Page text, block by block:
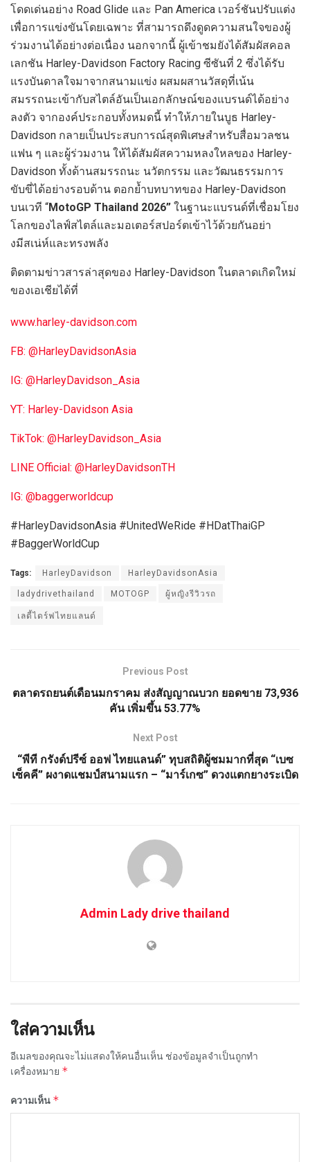
โดดเด่นอย่าง Road Glide และ Pan America เวอร์ชันปรับแต่ง
เพื่อการแข่งขันโดยเฉพาะ ที่สามารถดึงดูดความสนใจของผู้
ร่วมงานได้อย่างต่อเนื่อง นอกจากนี้ ผู้เข้าชมยังได้สัมผัสคอล
เลกชัน Harley-Davidson Factory Racing ซีซันที่ 2 ซึ่งได้รับ
แรงบันดาลใจมาจากสนามแข่ง ผสมผสานวัสดุที่เน้น
สมรรถนะเข้ากับสไตล์อันเป็นเอกลักษณ์ของแบรนด์ได้อย่าง
ลงตัว จากองค์ประกอบทั้งหมดนี้ ทำให้ภายในบูธ Harley-
Davidson กลายเป็นประสบการณ์สุดพิเศษสำหรับสื่อมวลชน
แฟน ๆ และผู้ร่วมงาน ให้ได้สัมผัสความหลงใหลของ Harley-
Davidson ทั้งด้านสมรรถนะ นวัตกรรม และวัฒนธรรมการ
ขับขี่ได้อย่างรอบด้าน ตอกย้ำบทบาทของ Harley-Davidson
บนเวที “MotoGP Thailand 2026” ในฐานะแบรนด์ที่เชื่อมโยง
โลกของไลฟ์สไตล์และมอเตอร์สปอร์ตเข้าไว้ด้วยกันอย่า
งมีสเน่ห์และทรงพลัง
ติดตามข่าวสารล่าสุดของ Harley-Davidson ในตลาดเกิดใหม่
ของเอเชียได้ที่
www.harley-davidson.com
FB: @HarleyDavidsonAsia
IG: @HarleyDavidson_Asia
YT: Harley-Davidson Asia
TikTok: @HarleyDavidson_Asia
LINE Official: @HarleyDavidsonTH
IG: @baggerworldcup
#HarleyDavidsonAsia #UnitedWeRide #HDatThaiGP
#BaggerWorldCup
Tags: HarleyDavidson HarleyDavidsonAsia
ladydrivethailand MOTOGP ผู้หญิงรีวิวรถ
เลดี้ไดร์ฟไทยแลนด์
Previous Post
ตลาดรถยนต์เดือนมกราคม ส่งสัญญาณบวก ยอดขาย 73,936
คัน เพิ่มขึ้น 53.77%
Next Post
“พีที กรังด์ปรีซ์ ออฟ ไทยแลนด์” ทุบสถิติผู้ชมมากที่สุด “เบซ
เซ็คคี” ผงาดแชมป์สนามแรก – “มาร์เกซ” ดวงแตกยางระเบิด
Admin Lady drive thailand
ใส่ความเห็น
อีเมลของคุณจะไม่แสดงให้คนอื่นเห็น ช่องข้อมูลจำเป็นถูกทำ
เครื่องหมาย *
ความเห็น *